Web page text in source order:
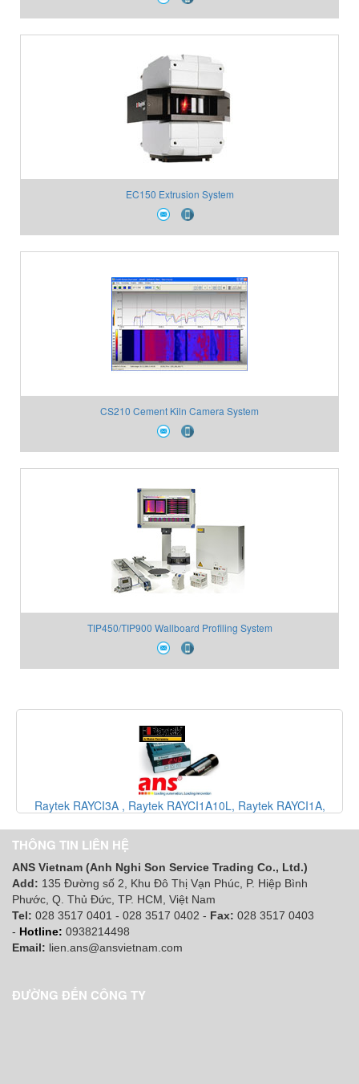
EC150 Extrusion System
CS210 Cement Kiln Camera System
TIP450/TIP900 Wallboard Profiling System
RAYCI1A,
Raytek RAYST20XBUSVB, Raytek RAYST81,
THÔNG TIN LIÊN HỆ
ANS Vietnam (Anh Nghi Son Service Trading Co., Ltd.)
Add: 135 Đường số 2, Khu Đô Thị Vạn Phúc, P. Hiệp Bình
Phước, Q. Thủ Đức, TP. HCM, Việt Nam
Tel: 028 3517 0401 - 028 3517 0402 - Fax: 028 3517 0403
- Hotline: 0938214498
Email: lien.ans@ansvietnam.com
ĐƯỜNG ĐẾN CÔNG TY